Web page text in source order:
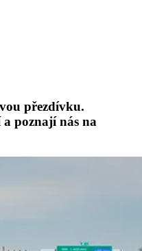
přezdívku.
poznají nás na